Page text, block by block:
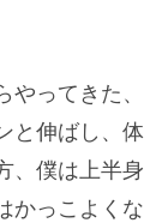
ってきた、
と伸ばし、体
、僕は上半身
かっこよくな